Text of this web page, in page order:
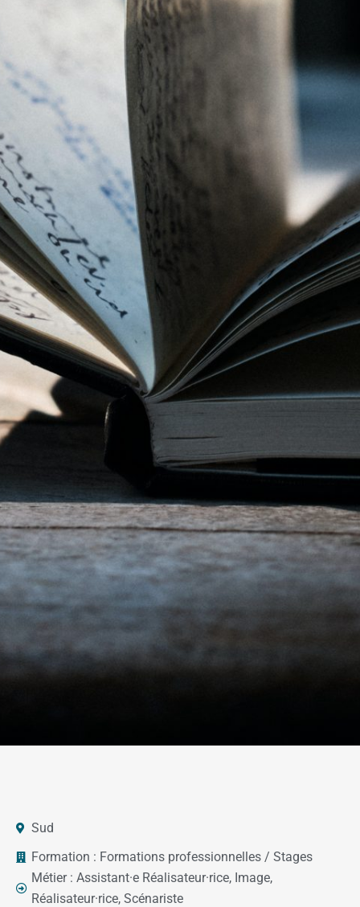
Sud
Formation : Formations professionnelles / Stages
Métier : Assistant·e Réalisateur·rice, Image,
Réalisateur·rice, Scénariste